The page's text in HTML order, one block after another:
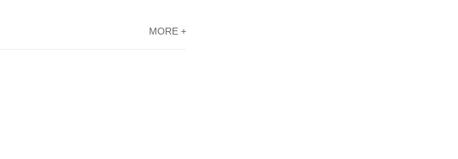
MORE +